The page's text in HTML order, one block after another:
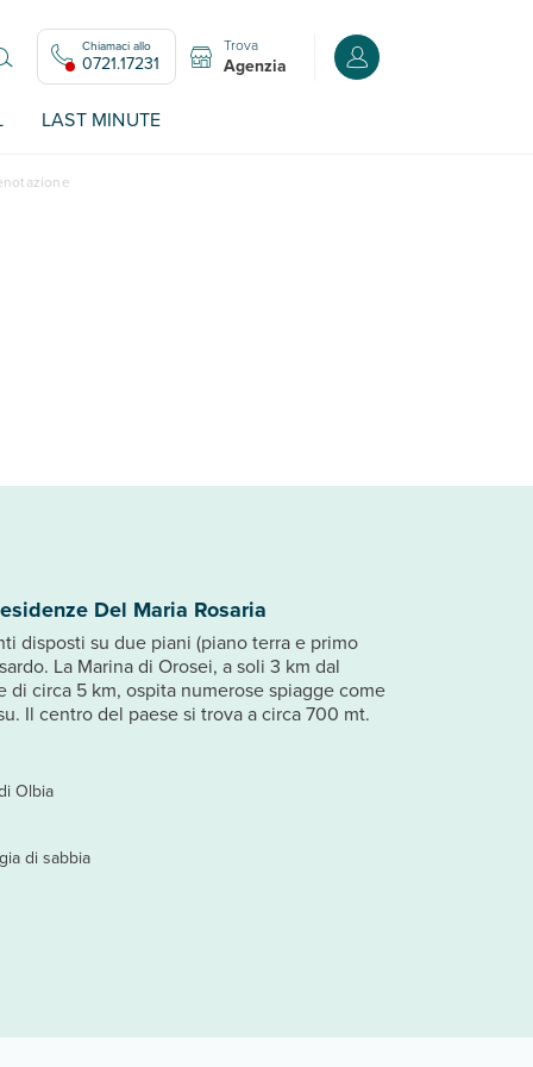
Chiamaci allo
0721.17231
Trova
Agenzia Accedi o registrati
LAST MINUTE
Olbia
di sabbia
Del Maria Rosaria
disposti su due piani (piano terra e primo
La Marina di Orosei, a soli 3 km dal
di circa 5 km, ospita numerose spiagge come
Il centro del paese si trova a circa 700 mt.